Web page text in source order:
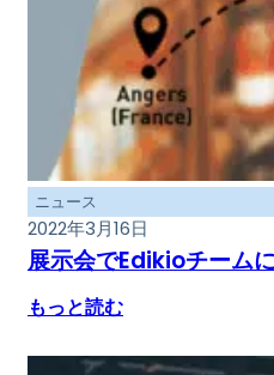
ニュース
2022年3月16日
展示会でEdikioチーム
もっと読む